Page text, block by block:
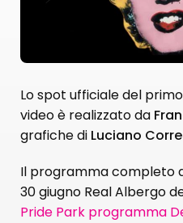
Lo spot ufficiale del primo
video è realizzato da
grafiche di Luciano
Il programma completo
30 giugno Real Albergo
Pride Park programma